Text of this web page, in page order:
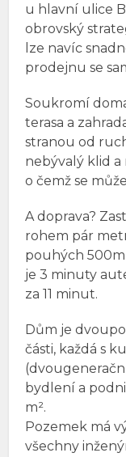
u hlavní ulice
obrovský
lze navíc
prodejnu se
Soukromí
terasa a
stranou od
nebývalý klid
o čemž se
A doprava?
rohem pár
pouhých 500m
je 3 minuty
za 11 minut.
Dům je
části, každá s
bydlení a
m².
Pozemek má
všechny